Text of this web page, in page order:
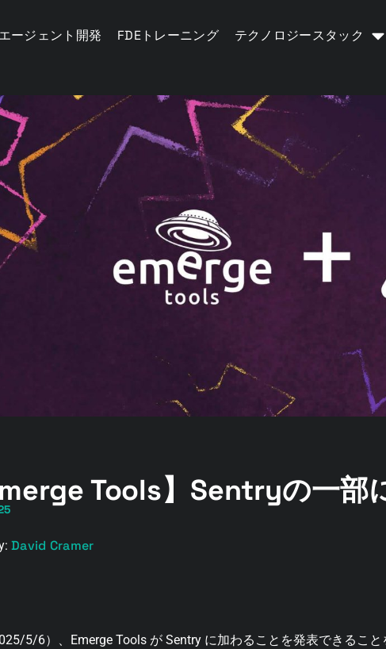
ージェント開発 FDEトレーニング テクノロジースタック
Tools】Sentryの一部
David Cramer
5/6）、Emerge Tools が Sentry に加わることを発表できること